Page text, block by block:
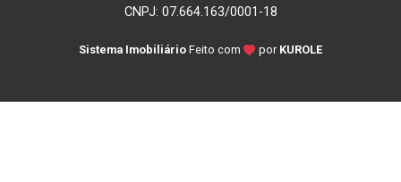
CNPJ: 07.664.163/0001-18
Sistema Imobiliário Feito com por KUROLE